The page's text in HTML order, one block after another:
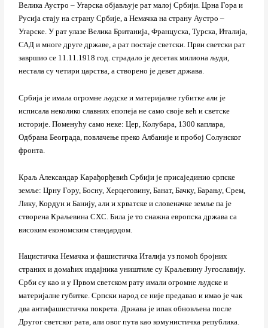
Велика Аустро – Угарска објављује рат малој Србији. Црна Гора и
Русија стају на страну Србије, а Немачка на страну Аустро –
Угарске. У рат улазе Велика Британија, Француска, Турска, Италија,
САД и многе друге државе, а рат постаје светски. Први светски рат
завршио се 11.11.1918 год. страдало је десетак милиона људи,
нестала су четири царства, а створено је девет држава.
Србија је имала огромне људске и материјалне губитке али је
исписала неколико славних епопеја не само своје већ и светске
историје. Поменућу само неке: Цер, Колубара, 1300 каплара,
Одбрана Београда, повлачење преко Албаније и пробој Солунског
фронта.
Краљ Александар Карађорђевић Србији је присајединио српске
земље: Црну Гору, Босну, Херцеговину, Банат, Бачку, Барању, Срем,
Лику, Кордун и Банију, али и хрватске и словеначке земље па је
створена Краљевина СХС. Била је то снажна европска држава са
високим економским стандардом.
Нацистичка Немачка и фашистичка Италија уз помоћ бројних
страних и домаћих издајника уништиле су Краљевину Југославију.
Срби су као и у Првом светском рату имали огромне људске и
материјалне губитке. Српски народ се није предавао и имао је чак
два антифашистичка покрета. Држава је ипак обновљена после
Другог светског рата, али овог пута као комунистичка република.